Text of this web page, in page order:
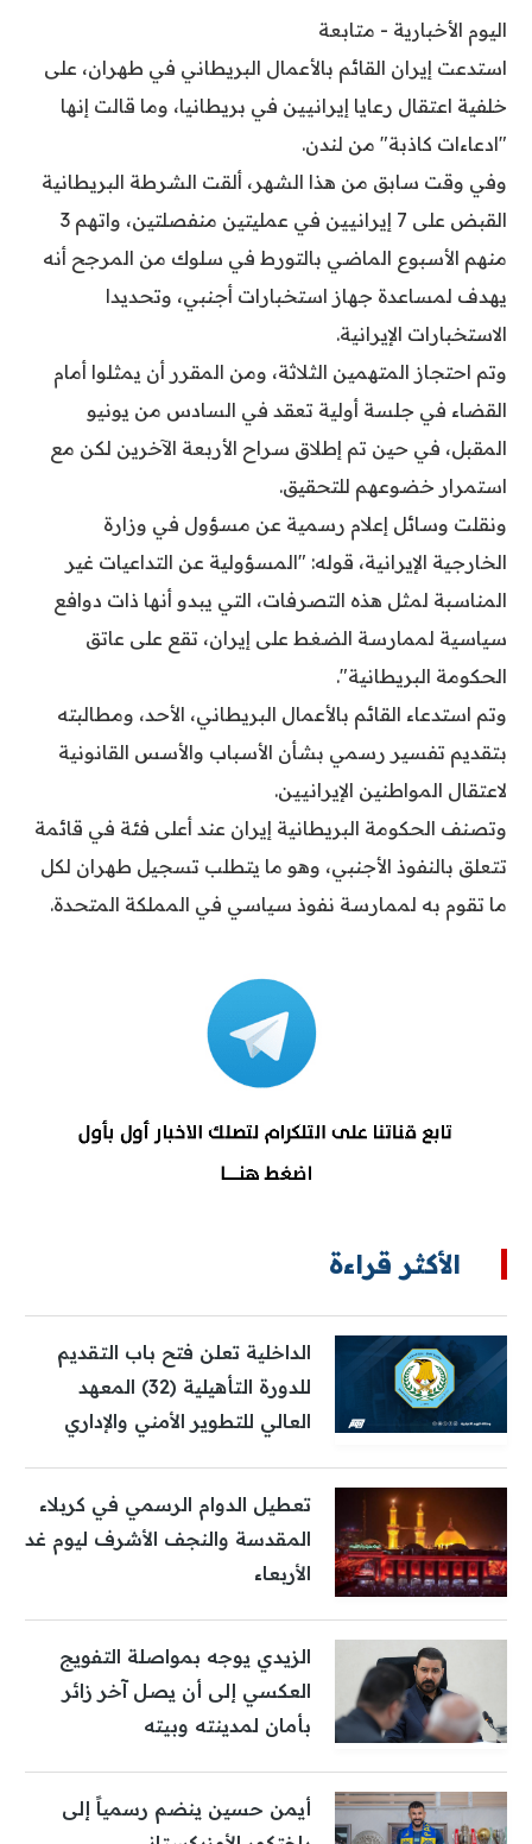
اليوم الأخبارية - متابعة
استدعت إيران القائم بالأعمال البريطاني في طهران، على
خلفية اعتقال رعايا إيرانيين في بريطانيا، وما قالت إنها
"ادعاءات كاذبة" من لندن.
وفي وقت سابق من هذا الشهر، ألقت الشرطة البريطانية
القبض على 7 إيرانيين في عمليتين منفصلتين، واتهم 3
منهم الأسبوع الماضي بالتورط في سلوك من المرجح أنه
يهدف لمساعدة جهاز استخبارات أجنبي، وتحديدا
الاستخبارات الإيرانية.
وتم احتجاز المتهمين الثلاثة، ومن المقرر أن يمثلوا أمام
القضاء في جلسة أولية تعقد في السادس من يونيو
المقبل، في حين تم إطلاق سراح الأربعة الآخرين لكن مع
استمرار خضوعهم للتحقيق.
ونقلت وسائل إعلام رسمية عن مسؤول في وزارة
الخارجية الإيرانية، قوله: "المسؤولية عن التداعيات غير
المناسبة لمثل هذه التصرفات، التي يبدو أنها ذات دوافع
سياسية لممارسة الضغط على إيران، تقع على عاتق
الحكومة البريطانية".
وتم استدعاء القائم بالأعمال البريطاني، الأحد، ومطالبته
بتقديم تفسير رسمي بشأن الأسباب والأسس القانونية
لاعتقال المواطنين الإيرانيين.
وتصنف الحكومة البريطانية إيران عند أعلى فئة في قائمة
تتعلق بالنفوذ الأجنبي، وهو ما يتطلب تسجيل طهران لكل
ما تقوم به لممارسة نفوذ سياسي في المملكة المتحدة.
الأكثر قراءة
الداخلية تعلن فتح باب التقديم
للدورة التأهيلية (32) المعهد
العالي للتطوير الأمني والإداري
تعطيل الدوام الرسمي في كربلاء
المقدسة والنجف الأشرف ليوم غد
الأربعاء
الزيدي يوجه بمواصلة التفويج
العكسي إلى أن يصل آخر زائر
بأمان لمدينته وبيته
أيمن حسين ينضم رسمياً إلى